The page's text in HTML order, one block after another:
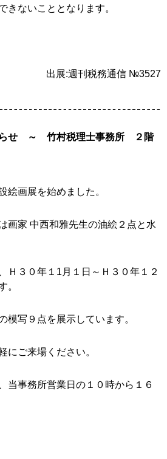
きないこととなります。
出展:週刊税務通信 №3527
せ ～ 竹村税理士事務所 ２階
絵画展を始めました。
画家 中西和雅先生の油絵２点と水
Ｈ３０年１1月１日～Ｈ３０年１２
。
模写９点を展示しています。
にご来場ください。
当事務所営業日の１０時から１６